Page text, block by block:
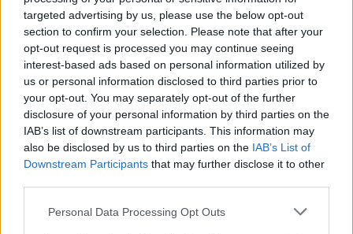
targeted advertising by us, please use the below opt-out
section to confirm your selection. Please note that after your
opt-out request is processed you may continue seeing
interest-based ads based on personal information utilized by
us or personal information disclosed to third parties prior to
your opt-out. You may separately opt-out of the further
disclosure of your personal information by third parties on the
IAB’s list of downstream participants. This information may
also be disclosed by us to third parties on the IAB’s List of
Downstream Participants that may further disclose it to other
Please note that this website/app uses one or more Google
Personal Data Processing Opt Outs